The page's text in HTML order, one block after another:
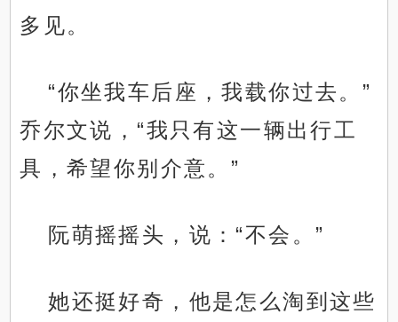
多见。
“你坐我车后座，我载你过去。”
乔尔文说，“我只有这一辆出行工
具，希望你别介意。”
阮萌摇摇头，说：“不会。”
她还挺好奇，他是怎么淘到这些